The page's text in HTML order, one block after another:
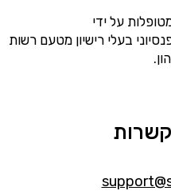
על ידי
בעלי רישיון מטעם רשות